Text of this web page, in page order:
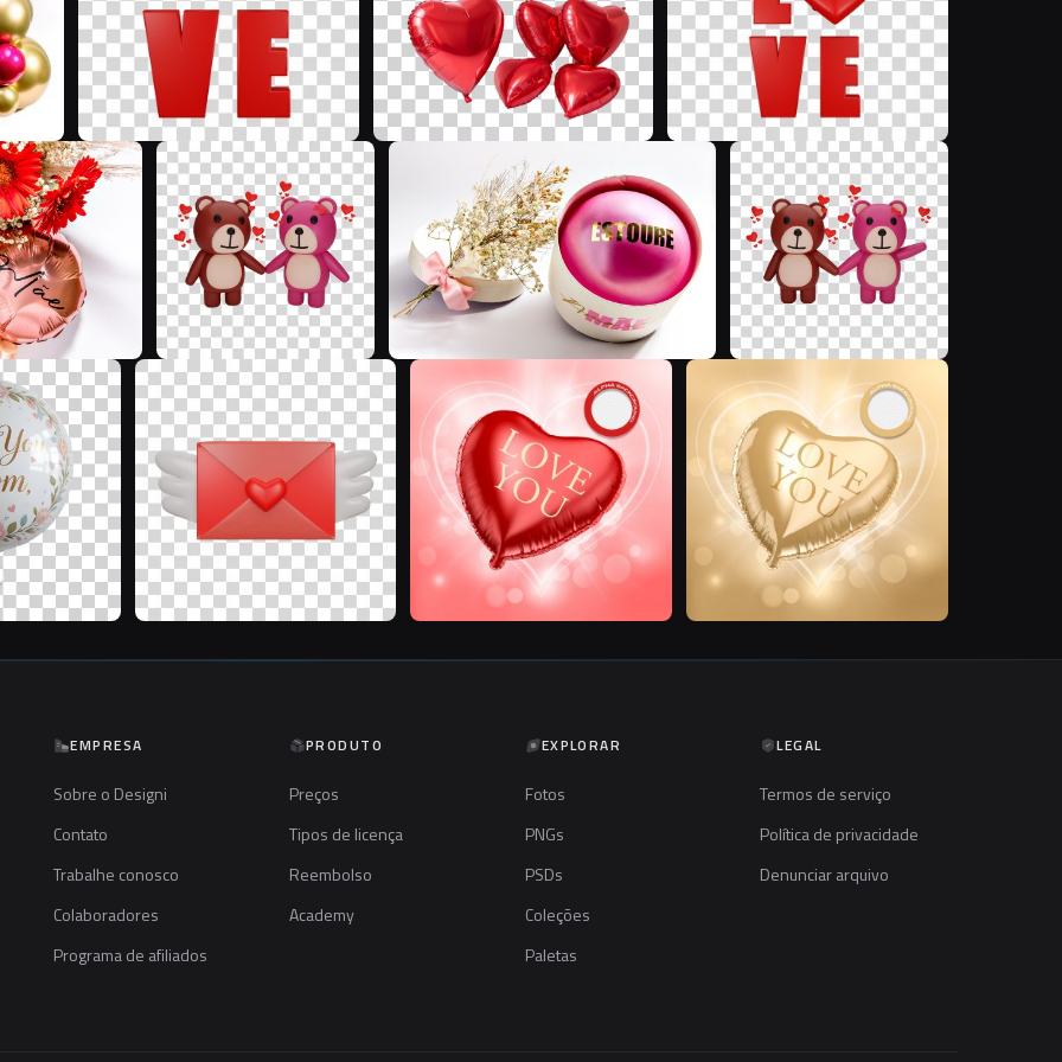
G R R
K R
EMPRESA
Sobre o Designi
Contato
Trabalhe conosco
Colaboradores
Programa de afiliados
PRODUTO
Preços
Tipos de licença
Reembolso
Academy
EXPLORAR
Fotos
PNGs
PSDs
Coleções
Paletas
LEGAL
Termos de serviço
Política de privacidade
Denunciar arquivo